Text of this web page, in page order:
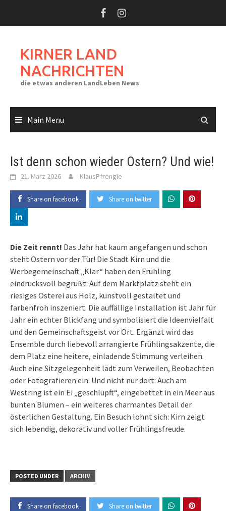
KIRNER LAND
NACHRICHTEN
die etwas anderen LandLeben News
Main Menu
Ist denn schon wieder Ostern? Und wie!
21. März 2026 KlausPfrengle
Share on facebook Share on twitter
Die Zeit rennt! Das Jahr hat kaum angefangen und schon
steht Ostern vor der Tür! Die Stadt Kirn und die
Werbegemeinschaft „Klar“ haben den Frühling
eindrucksvoll begrüßt: Auf dem Marktplatz steht ein
riesiges Osterei aus Holz, kunstvoll gestaltet und
farbenfroh inszeniert. Die auffällige Installation ist Jahr für
Jahr ein echter Blickfang und symbolisiert die Ideenvielfalt
und den Gemeinschaftsgeist vor Ort. Ergänzt wird das
Ensemble durch liebevoll arrangierte Frühlingsakzente, die
dem Platz eine heitere, einladende Stimmung verleihen.
Auch eine Sitzgelegenheit lädt zum Verweilen, Beobachten
oder Fotografieren ein. Und nicht nur dort: Auch am
Westring ist ein Ei „geschlüpft“, eingebettet in ein Meer aus
bunten Blumen – ein weiteres charmantes Detail der
österlichen Gestaltung. Ein Besuch lohnt sich: Kirn zeigt
sich lebendig, dekorativ und voller Frühlingsfreude.
POSTED UNDER ARCHIV
Share on facebook Share on twitter